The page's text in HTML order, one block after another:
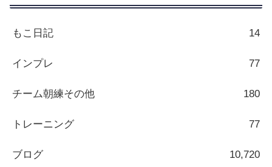
もこ日記 14
インプレ 77
チーム朝練その他 180
トレーニング 77
ブログ 10,720